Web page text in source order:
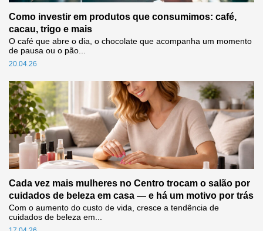
Como investir em produtos que consumimos: café,
cacau, trigo e mais
20.04.26
O café que abre o dia, o chocolate que acompanha um momento
de pausa ou o pão...
Cada vez mais mulheres no Centro trocam o salão por
cuidados de beleza em casa — e há um motivo por trás
Com o aumento do custo de vida, cresce a tendência de
cuidados de beleza em...